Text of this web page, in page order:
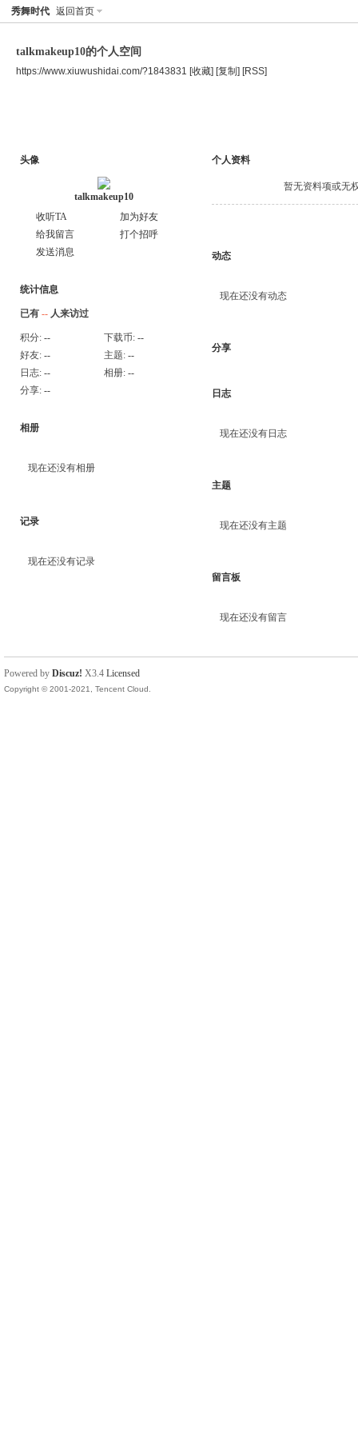
秀舞时代 返回首页
talkmakeup10的个人空间
https://www.xiuwushidai.com/?1843831 [收藏] [复制] [RSS]
头像
talkmakeup10
收听TA
加为好友
给我留言
打个招呼
发送消息
统计信息
已有 -- 人来访过
积分: -- 下载币: --
好友: -- 主题: --
日志: -- 相册: --
分享: --
相册
现在还没有相册
记录
现在还没有记录
个人资料
暂无资料项或无
动态
现在还没有动态
分享
日志
现在还没有日志
主题
现在还没有主题
留言板
现在还没有留言
Powered by Discuz! X3.4 Licensed
Copyright © 2001-2021, Tencent Cloud.